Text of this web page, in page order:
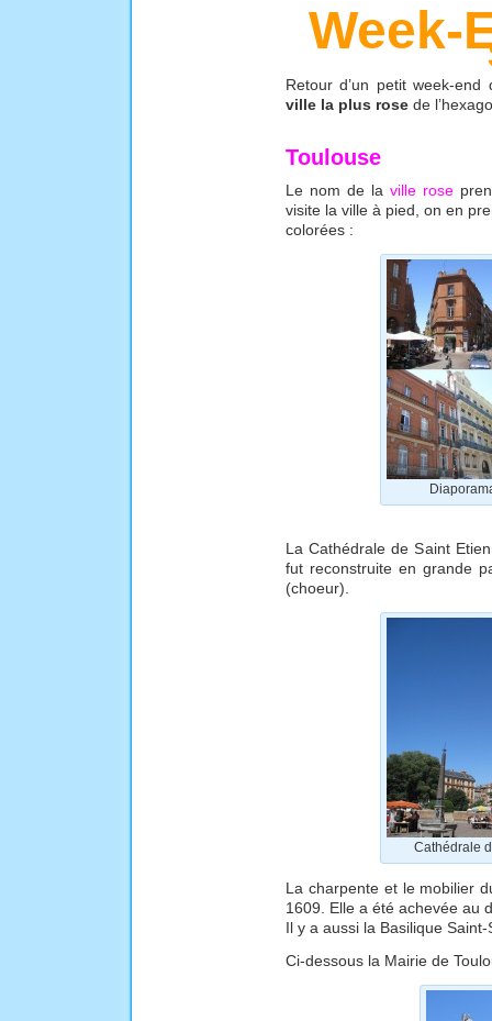
Week-
Retour d’un petit week-
ville la plus rose de
Toulouse
Le nom de la ville rose
visite la ville à pied, on en
colorées :
La Cathédrale de Saint
fut reconstruite en grande
(choeur).
Cathédrale
La charpente et le mobilier
1609. Elle a été achevée au
Il y a aussi la Basilique Saint-
Ci-dessous la Mairie de